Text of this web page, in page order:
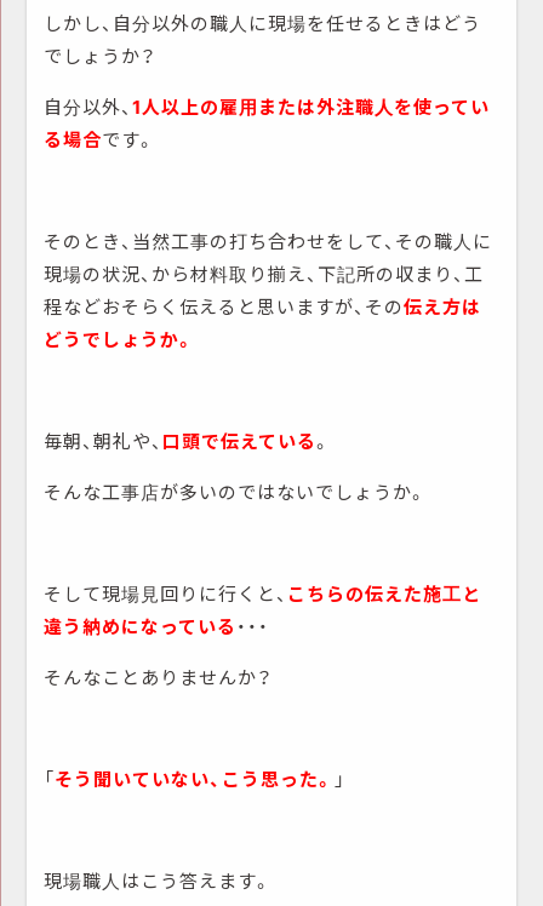
しかし、自分以外の職人に現場を任せるときはどう
でしょうか？
自分以外、1人以上の雇用または外注職人を使ってい
る場合です。
そのとき、当然工事の打ち合わせをして、その職人に
現場の状況、から材料取り揃え、下記所の収まり、工
程などおそらく伝えると思いますが、その伝え方は
どうでしょうか。
毎朝、朝礼や、 口頭で伝えている。
そんな工事店が多いのではないでしょうか。
そして現場見回りに行くと、 こちらの伝えた施工と
違う納めになっている ・・・
そんなことありませんか？
「そう聞いていない、こう思った。 」
現場職人はこう答えます。